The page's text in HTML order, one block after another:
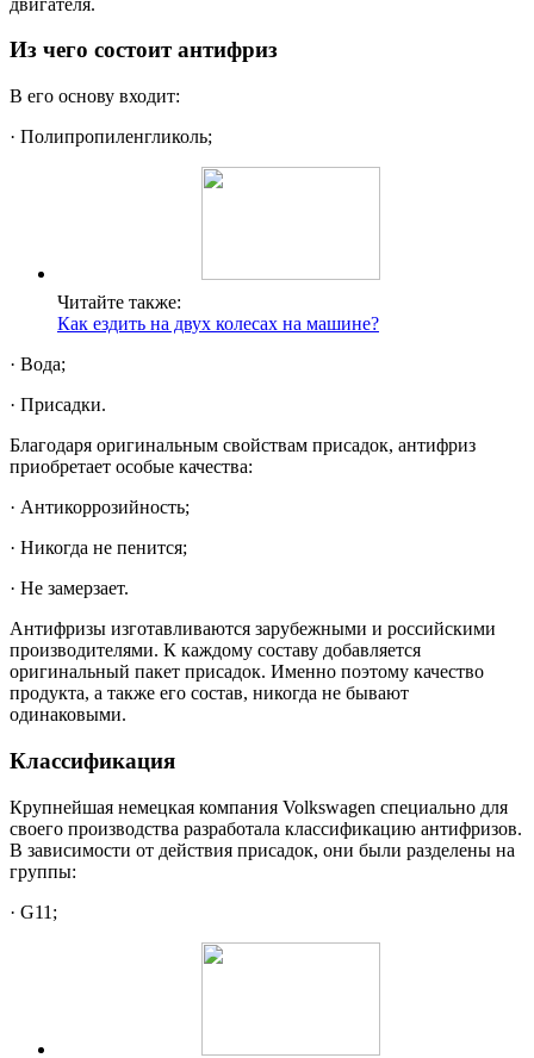
Из чего состоит антифриз
В его основу входит:
· Полипропиленгликоль;
Читайте также:
Как ездить на двух колесах на машине?
· Вода;
· Присадки.
Благодаря оригинальным свойствам присадок, антифриз
приобретает особые качества:
· Антикоррозийность;
· Никогда не пенится;
· Не замерзает.
Антифризы изготавливаются зарубежными и российскими
производителями. К каждому составу добавляется
оригинальный пакет присадок. Именно поэтому качество
продукта, а также его состав, никогда не бывают
одинаковыми.
Классификация
Крупнейшая немецкая компания Volkswagen специально для
своего производства разработала классификацию антифризов.
В зависимости от действия присадок, они были разделены на
группы:
· G11;